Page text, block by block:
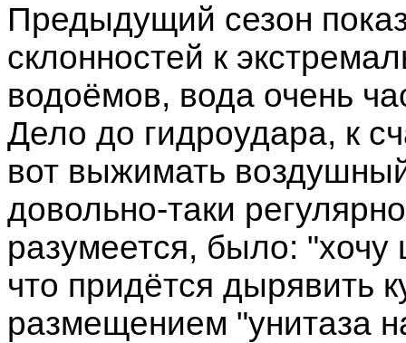
Предыдущий сезон
склонностей к
водоёмов, вода очень
Дело до гидроудара, к
вот выжимать
довольно-таки
разумеется, было:
что придётся дырявить
размещением "унитаза